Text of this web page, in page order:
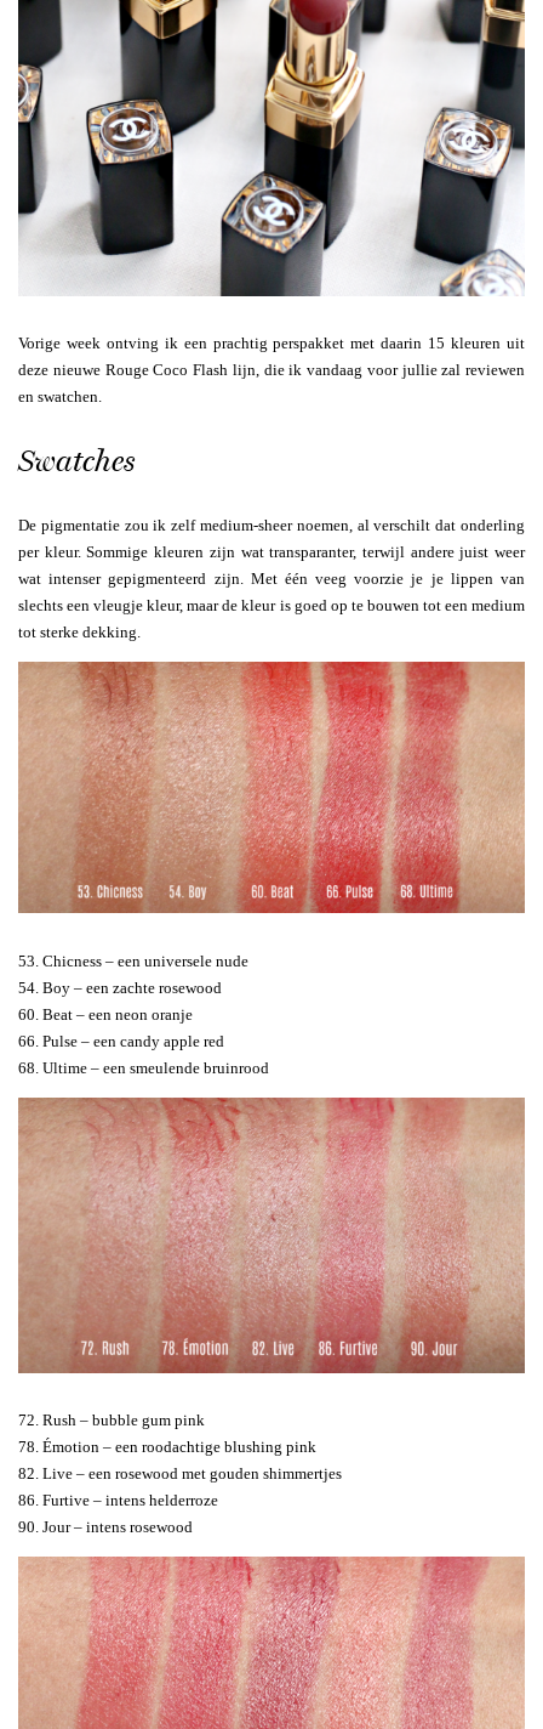
Vorige week ontving ik een prachtig perspakket met daarin 15 kleuren uit
deze nieuwe Rouge Coco Flash lijn, die ik vandaag voor jullie zal reviewen
en swatchen.
Swatches
De pigmentatie zou ik zelf medium-sheer noemen, al verschilt dat onderling
per kleur. Sommige kleuren zijn wat transparanter, terwijl andere juist weer
wat intenser gepigmenteerd zijn. Met één veeg voorzie je je lippen van
slechts een vleugje kleur, maar de kleur is goed op te bouwen tot een medium
tot sterke dekking.
53. Chicness – een universele nude
54. Boy – een zachte rosewood
60. Beat – een neon oranje
66. Pulse – een candy apple red
68. Ultime – een smeulende bruinrood
72. Rush – bubble gum pink
78. Émotion – een roodachtige blushing pink
82. Live – een rosewood met gouden shimmertjes
86. Furtive – intens helderroze
90. Jour – intens rosewood